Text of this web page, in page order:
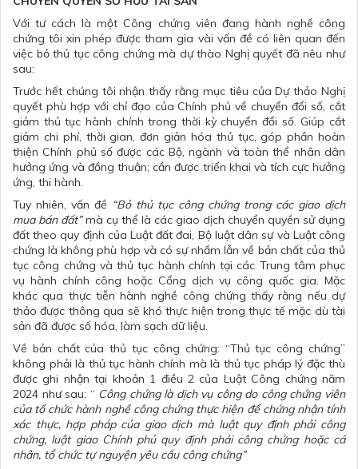
Với tư cách là một Công chứng viên đang hành nghề công
chứng tôi xin phép được tham gia vài vấn đề có liên quan đến
việc bỏ thủ tục công chứng mà dự thào Nghị quyết đã nêu như
sau:
Trước hết chúng tôi nhận thấy rằng mục tiêu của Dự thảo Nghị
quyết phù hợp với chỉ đạo của Chính phủ về chuyển đổi số, cắt
giảm thủ tục hành chính trong thời kỳ chuyển đổi số. Giúp cắt
giảm chi phí, thời gian, đơn giản hóa thủ tục, góp phần hoàn
thiện Chính phủ số được các Bộ, ngành và toàn thể nhân dân
hưởng ứng và đồng thuận; cần được triển khai và tích cực hưởng
ứng, thi hành.
Tuy nhiên, vấn đề “Bỏ thủ tục công chứng trong các giao dịch
mua bán đất”mà cụ thể là các giao dịch chuyển quyền sử dụng
đất theo quy định của Luật đất đai, Bộ luật dân sự và Luật công
chứng là không phù hợp và có sự nhầm lẫn về bản chất của thủ
tục công chứng và thủ tục hành chính tại các Trung tâm phục
vụ hành chính công hoặc Cổng dịch vụ công quốc gia. Mặc
khác qua thực tiễn hành nghề công chứng thấy rằng nếu dự
thảo được thông qua sẽ khó thực hiện trong thực tế mặc dù tài
sản đã được số hóa, làm sạch dữ liệu.
Về bản chất của thủ tục công chứng: “Thủ tục công chứng”
không phải là thủ tục hành chính mà là thủ tục pháp lý đặc thù
được ghi nhận tại khoản 1 điều 2 của Luật Công chứng năm
2024 như sau: “ Công chứng là dịch vụ công do công chứng viên
của tổ chức hành nghề công chứng thực hiện để chứng nhận tính
xác thực, hợp pháp của giao dịch mà luật quy định phải công
chứng, luật giao Chính phủ quy định phải công chứng hoặc cá
nhân, tổ chức tự nguyện yêu cầu công chứng”